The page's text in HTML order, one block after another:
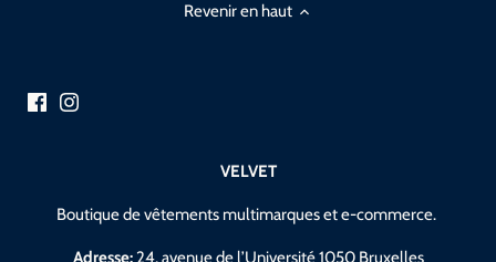
Revenir en haut
VELVET
Boutique de vêtements multimarques et e-commerce.